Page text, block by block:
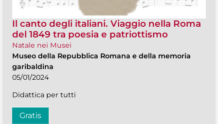
Il canto degli italiani. Viaggio nella Roma
del 1849 tra poesia e patriottismo
Natale nei Musei
Museo della Repubblica Romana e della memoria
garibaldina
05/01/2024
Didattica per tutti
Gratis